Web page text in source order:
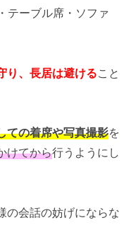
テーブル席・ソファ
り、長居は避けること
ての着席や写真撮影を
けてから行うようにし
の会話の妨げにならな